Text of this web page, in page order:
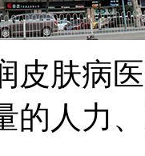
皮肤病
的人力